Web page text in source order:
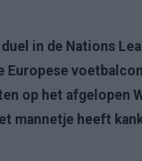
in de Nations
Europese
op het afgelopen
mannetje heeft